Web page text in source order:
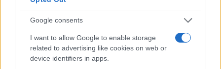
Google consents
I want to allow Google to enable storage
related to advertising like cookies on web or
device identifiers in apps.
Marco Leardi, 6 febbraio 2024
Nicolaporro.it è anche su Whatsapp. È sufficiente